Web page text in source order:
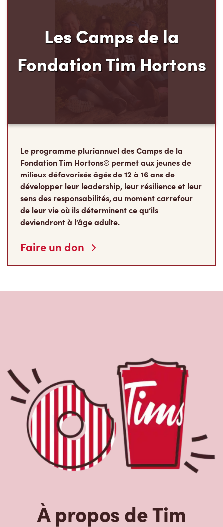
Les Camps de la
Fondation Tim Hortons
Le programme pluriannuel des Camps de la
Fondation Tim Hortons® permet aux jeunes de
milieux défavorisés âgés de 12 à 16 ans de
développer leur leadership, leur résilience et leur
sens des responsabilités, au moment carrefour
de leur vie où ils déterminent ce qu’ils
deviendront à l’âge adulte.
Faire un don
À propos de Tim